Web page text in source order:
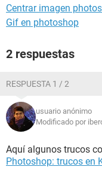
Centrar imagen
Gif en photoshop
2 respuestas
RESPUESTA 1 / 2
usuario anónimo
Modificado por
Aquí algunos trucos
Photoshop: trucos en